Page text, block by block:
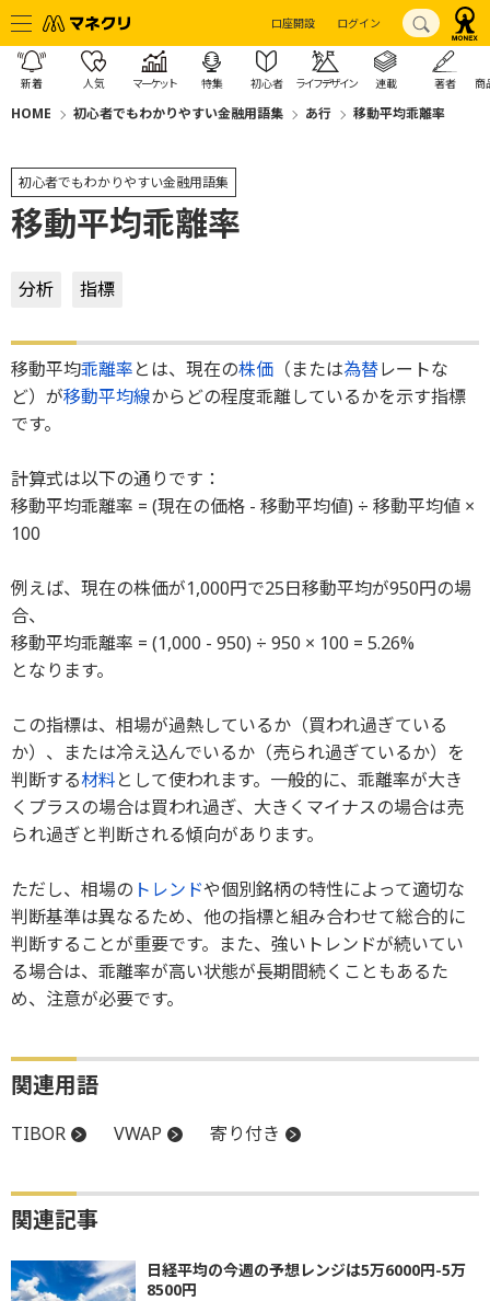
口座開設 ログイン
新着 人気 マーケット 特集 初心者 ライフデザイン 連載 著者 商
HOME 初心者でもわかりやすい金融用語集 あ行 移動平均乖離率
初心者でもわかりやすい金融用語集
移動平均乖離率
分析 指標
移動平均乖離率とは、現在の株価 （または為替レートな
ど）が移動平均線からどの程度乖離しているかを示す指標
です。
計算式は以下の通りです：
移動平均乖離率 = (現在の価格 - 移動平均値) ÷ 移動平均値 ×
100
例えば、現在の株価が1,000円で25日移動平均が950円の場
合、
移動平均乖離率 = (1,000 - 950) ÷ 950 × 100 = 5.26%
となります。
この指標は、相場が過熱しているか（買われ過ぎている
か）、または冷え込んでいるか（売られ過ぎているか）を
判断する材料として使われます。一般的に、乖離率が大き
くプラスの場合は買われ過ぎ、大きくマイナスの場合は売
られ過ぎと判断される傾向があります。
ただし、相場の トレンドや個別銘柄の特性によって適切な
判断基準は異なるため、他の指標と組み合わせて総合的に
判断することが重要です。また、強いトレンドが続いてい
る場合は、乖離率が高い状態が長期間続くこともあるた
め、注意が必要です。
関連用語
TIBOR VWAP 寄り付き
関連記事
日経平均の今週の予想レンジは5万6000円-5万
8500円